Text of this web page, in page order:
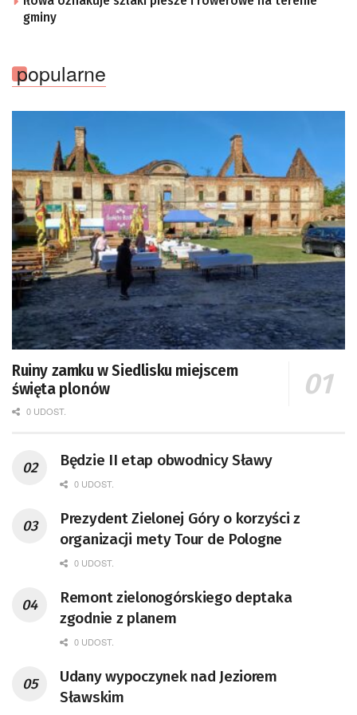
gminy
popularne
Ruiny zamku w Siedlisku miejscem
święta plonów
0 UDOST.
Będzie II etap obwodnicy Sławy
0 UDOST.
Prezydent Zielonej Góry o korzyści z
organizacji mety Tour de Pologne
0 UDOST.
Remont zielonogórskiego deptaka
zgodnie z planem
0 UDOST.
Udany wypoczynek nad Jeziorem
Sławskim